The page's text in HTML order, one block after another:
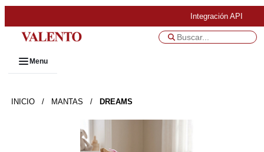
Integración API
Menu
INICIO / MANTAS / DREAMS